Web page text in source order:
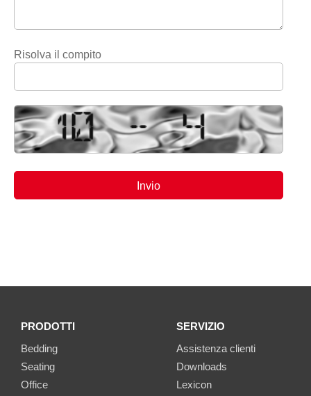
Risolva il compito
PRODOTTI
Bedding
Seating
Office
SERVIZIO
Assistenza clienti
Downloads
Lexicon